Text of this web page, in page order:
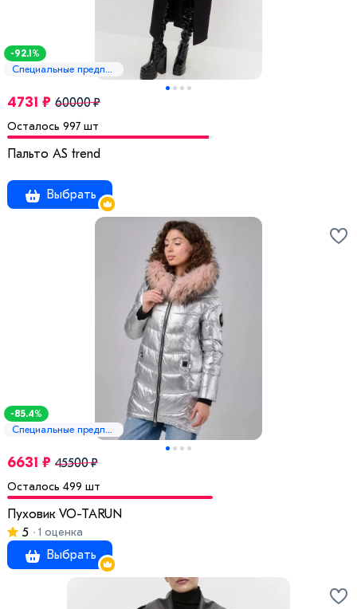
-92.1%
Специальные предложения
4731 ₽ 60000 ₽
Осталось 997 шт
Пальто AS trend
Выбрать
-85.4%
Специальные предложения
6631 ₽ 45500 ₽
Осталось 499 шт
Пуховик VO-TARUN
5
1 оценка
Выбрать